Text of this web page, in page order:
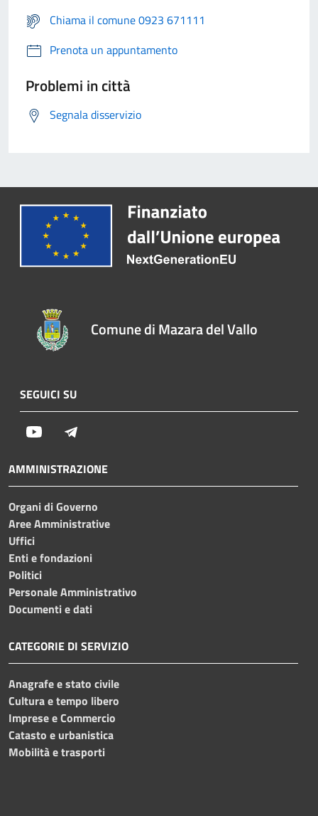
Chiama il comune 0923 671111
Prenota un appuntamento
Problemi in città
Segnala disservizio
Comune di Mazara del Vallo
SEGUICI SU
Youtube
AMMINISTRAZIONE
Organi di Governo
Aree Amministrative
Uffici
Enti e fondazioni
Politici
Personale Amministrativo
Documenti e dati
CATEGORIE DI SERVIZIO
Anagrafe e stato civile
Cultura e tempo libero
Imprese e Commercio
Catasto e urbanistica
Mobilità e trasporti